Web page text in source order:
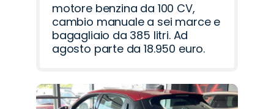
motore benzina da 100 CV,
cambio manuale a sei marce e
bagagliaio da 385 litri. Ad
agosto parte da 18.950 euro.